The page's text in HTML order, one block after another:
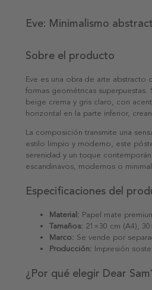
Eve: Minimalismo
Sobre el producto
Eve es una obra de arte abstracto
formas geométricas
beige crema y gris claro, con
horizontal en la parte inferior,
La composición transmite una
estilo limpio y moderno, este
serenidad y un toque
escandinavos, modernos o
Especificaciones del
Material: Papel mate
Tamaños: 21×30 cm (A4),
Marco: Se vende por
Producción: Impresión
¿Por qué elegir Dear